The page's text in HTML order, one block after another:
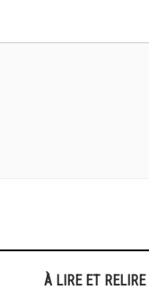
À LIRE ET RELIRE